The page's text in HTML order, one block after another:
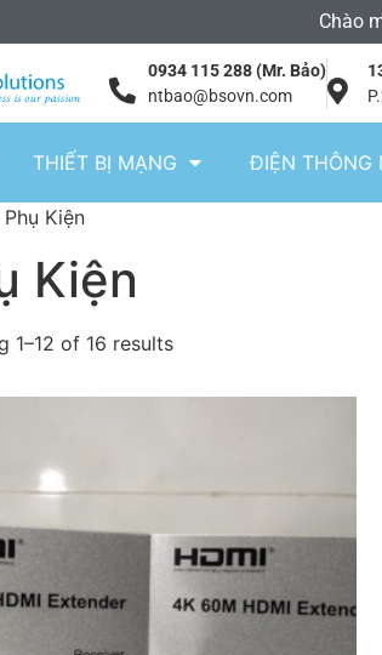
Chào
0934 115 288 (Mr. Bảo)
ntbao@bsovn.com
THIẾT BỊ MẠNG ĐIỆN THÔNG
Kiện
Kiện
1–12 of 16 results